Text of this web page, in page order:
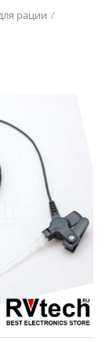
рации /